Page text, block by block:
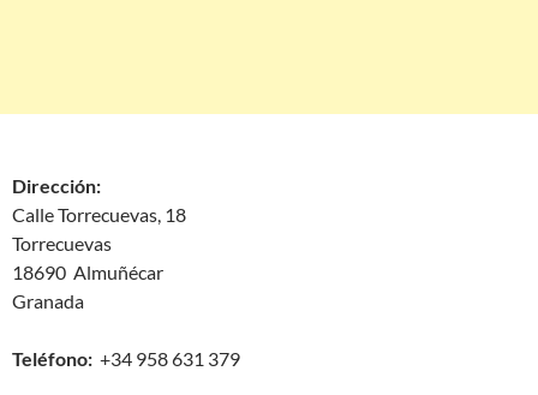
Dirección:
Calle Torrecuevas, 18
Torrecuevas
18690 Almuñécar
Granada
Teléfono: +34 958 631 379